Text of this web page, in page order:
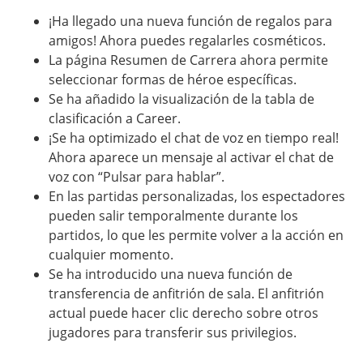
¡Ha llegado una nueva función de regalos para
amigos! Ahora puedes regalarles cosméticos.
La página Resumen de Carrera ahora permite
seleccionar formas de héroe específicas.
Se ha añadido la visualización de la tabla de
clasificación a Career.
¡Se ha optimizado el chat de voz en tiempo real!
Ahora aparece un mensaje al activar el chat de
voz con “Pulsar para hablar”.
En las partidas personalizadas, los espectadores
pueden salir temporalmente durante los
partidos, lo que les permite volver a la acción en
cualquier momento.
Se ha introducido una nueva función de
transferencia de anfitrión de sala. El anfitrión
actual puede hacer clic derecho sobre otros
jugadores para transferir sus privilegios.